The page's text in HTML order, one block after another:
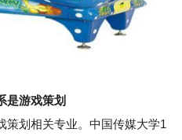
是游戏策划
划相关专业。中国传媒大学1